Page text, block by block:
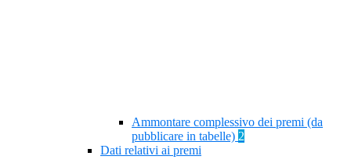
Ammontare complessivo dei premi (da
pubblicare in tabelle) 2
Dati relativi ai premi